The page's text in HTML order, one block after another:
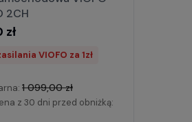
2CH
VIOFO za 1zł
1 099,00 zł
z 30 dni przed obniżką: